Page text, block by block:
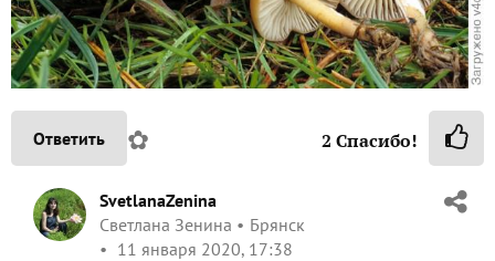
Ответить ✿ 2 Спасибо!
SvetlanaZenina
Светлана Зенина
Брянск
11 января 2020, 17:38